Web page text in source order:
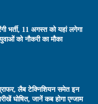
भर्ती, 11 अगस्त को यहां लगेगा
को नौकरी का मौका
लैब टेक्निशियन समेत इन
घोषित, जानें कब होगा एग्जाम